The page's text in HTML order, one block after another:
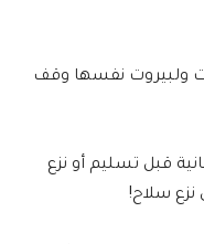
ولبيروت نفسها وقف
قبل تسليم أو نزع
نزع سلاح!